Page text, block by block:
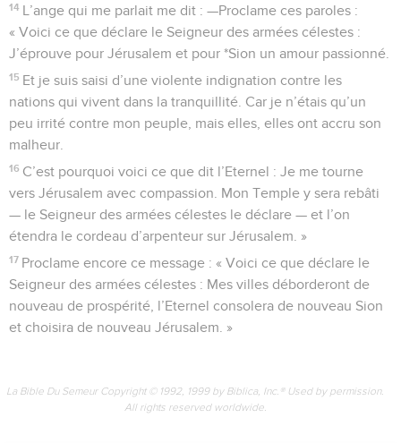
14 L’ange qui me parlait me dit : —Proclame ces paroles :
« Voici ce que déclare le Seigneur des armées célestes :
J’éprouve pour Jérusalem et pour *Sion un amour passionné.
15 Et je suis saisi d’une violente indignation contre les
nations qui vivent dans la tranquillité. Car je n’étais qu’un
peu irrité contre mon peuple, mais elles, elles ont accru son
malheur.
16 C’est pourquoi voici ce que dit l’Eternel : Je me tourne
vers Jérusalem avec compassion. Mon Temple y sera rebâti
— le Seigneur des armées célestes le déclare — et l’on
étendra le cordeau d’arpenteur sur Jérusalem. »
17 Proclame encore ce message : « Voici ce que déclare le
Seigneur des armées célestes : Mes villes déborderont de
nouveau de prospérité, l’Eternel consolera de nouveau Sion
et choisira de nouveau Jérusalem. »
La Bible Du Semeur Copyright © 1992, 1999 by Biblica, Inc.® Used by permission.
All rights reserved worldwide.